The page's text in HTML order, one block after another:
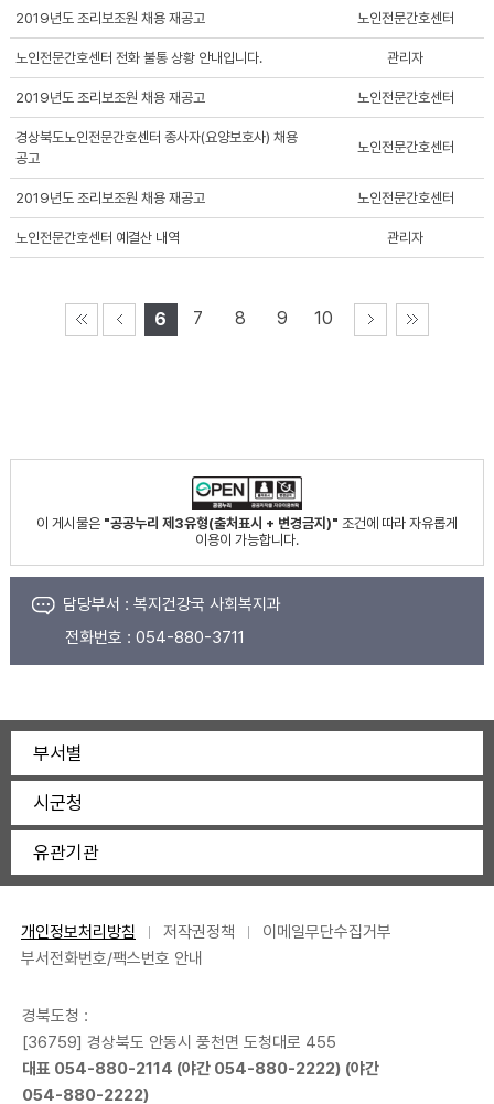
2019년도 조리보조원 채용 재공고 노인전문간호센터
노인전문간호센터 전화 불통 상황 안내입니다. 관리자
2019년도 조리보조원 채용 재공고 노인전문간호센터
경상북도노인전문간호센터 종사자(요양보호사) 채용
공고
노인전문간호센터
2019년도 조리보조원 채용 재공고 노인전문간호센터
노인전문간호센터 예결산 내역 관리자
6 7 8 9 10
이 게시물은 "공공누리 제3유형(출처표시 + 변경금지)" 조건에 따라 자유롭게
이용이 가능합니다.
담당부서 : 복지건강국 사회복지과
전화번호 : 054-880-3711
부서별
시군청
유관기관
개인정보처리방침 저작권정책
이메일무단수집거부
부서전화번호/팩스번호 안내
경북도청 :
[36759] 경상북도 안동시 풍천면 도청대로 455
대표 054-880-2114 (야간 054-880-2222) (야간
054-880-2222)